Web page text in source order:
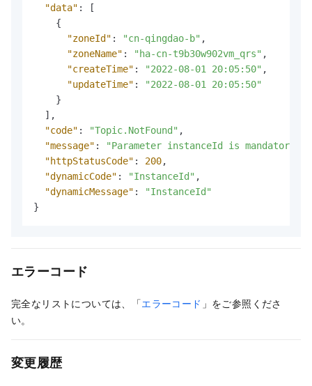
"data" :
[
{
"zoneId" : "cn-qingdao-b" ,
"zoneName" : "ha-cn-t9b30w902vm_qrs" ,
"createTime" : "2022-08-01 20:05:50" ,
"updateTime" :
"2022-08-01 20:05:50"
}
] ,
"code" : "Topic.NotFound" ,
"message" :
"Parameter instanceId is
"httpStatusCode" : 200,
"dynamicCode" : "InstanceId" ,
"dynamicMessage" :
"InstanceId"
}
エラーコード
完全なリストについては、「エラーコード 」をご参照くださ
い。
変更履歴